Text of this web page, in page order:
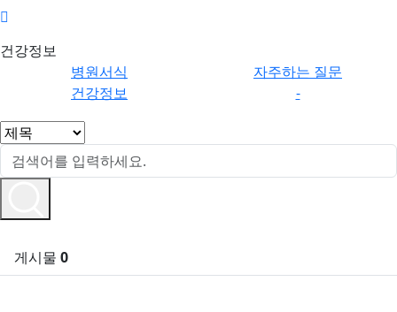
보
건강정보
병원서식
자주하는 질문
건강정보
-
게시물 0